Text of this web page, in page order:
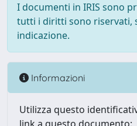
I documenti in IRIS sono
tutti i diritti sono riservati,
indicazione.
Informazioni
Utilizza questo